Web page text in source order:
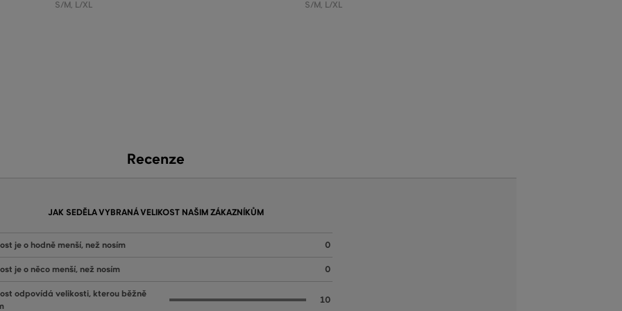
S/M, L/XL S/M, L/XL
Recenze
JAK SEDĚLA VYBRANÁ VELIKOST NAŠIM ZÁKAZNÍKŮM
je o hodně menší, než nosím 0
je o něco menší, než nosím 0
odpovídá velikosti, kterou běžně
10